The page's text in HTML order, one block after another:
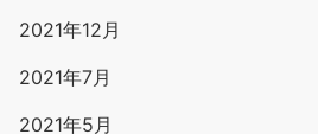
2021年12月
2021年7月
2021年5月